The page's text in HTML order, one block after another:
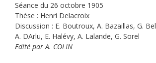
Séance du 26 octobre 1905
Thèse : Henri Delacroix
Discussion : E. Boutroux, A. Bazaillas, G.
A. DArlu, E. Halévy, A. Lalande, G. Sorel
Edité par A. COLIN